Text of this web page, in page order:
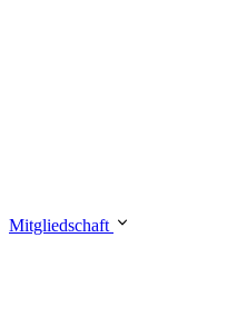
Mitgliedschaft